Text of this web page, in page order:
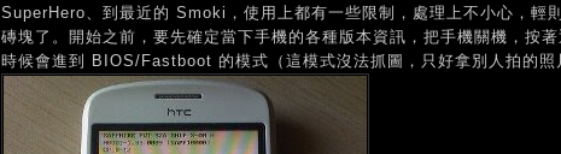
SuperHero、到最近的 Smoki，使用上都有一些限制，處理上不小心，輕
磚塊了。開始之前，要先確定當下手機的各種版本資訊，把手機關機，按
時候會進到 BIOS/Fastboot 的模式（這模式沒法抓圖，只好拿別人拍的照